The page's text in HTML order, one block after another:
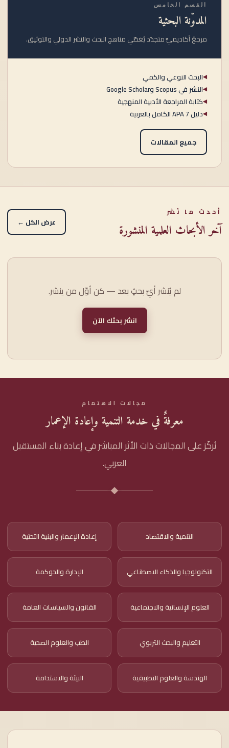
القسم الخامس
المدوّنة البحثية
مرجعٌ أكاديميٌّ متجدّد يُغطّي مناهج البحث والنشر الدولي والتوثيق.
◀البحث النوعي والكمي
◀النشر في Scopus وGoogle Scholar
◀كتابة المراجعة الأدبية المنهجية
◀دليل APA 7 الكامل بالعربية
جميع المقالات
أحدث ما نُشر
آخر الأبحاث العلمية المنشورة عرض الكل ←
لم يُنشر أيّ بحثٍ بعد — كن أوّل من ينشر.
انشر بحثك الآن
مجالات الاهتمام
معرفةٌ في خدمة التنمية وإعادة الإعمار
نُركّز على المجالات ذات الأثر المباشر في إعادة بناء المستقبل
العربي.
التنمية والاقتصاد إعادة الإعمار والبنية التحتية
التكنولوجيا والذكاء الاصطناعي الإدارة والحوكمة
العلوم الإنسانية والاجتماعية القانون والسياسات العامة
التعليم والبحث التربوي الطب والعلوم الصحية
الهندسة والعلوم التطبيقية البيئة والاستدامة